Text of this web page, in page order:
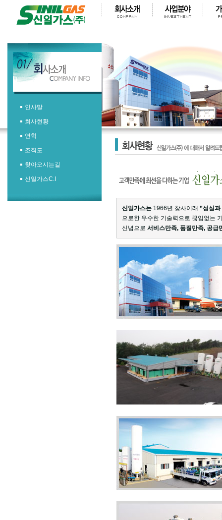
인사말
회사현황
연혁
조직도
찾아오시는길
신일가스C.I
신일가스는 1966년 창사이래 ”성실과
으로한 우수한 기술력으로 끊임없는
신념으로 서비스만족, 품질만족, 공급